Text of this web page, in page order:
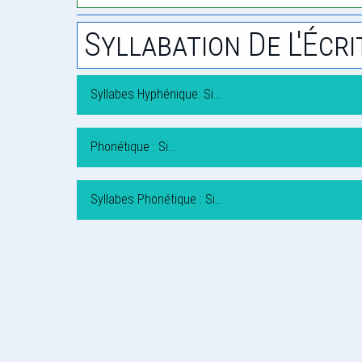
Syllabation De
Syllabes Hyphénique: Si…
Phonétique : Si…
Syllabes Phonétique : Si…